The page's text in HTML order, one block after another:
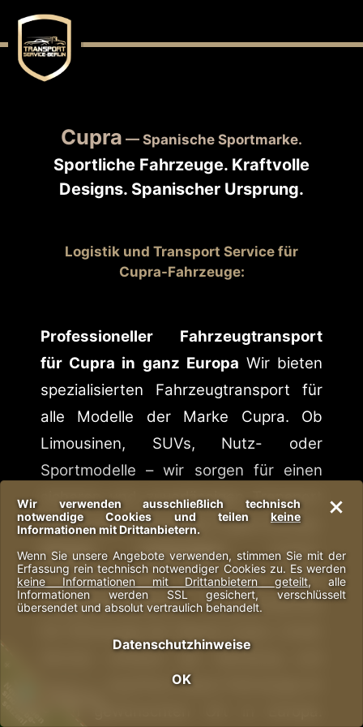
Cupra — Spanische Sportmarke.
Sportliche Fahrzeuge. Kraftvolle
Designs. Spanischer Ursprung.
Logistik und Transport Service für
Cupra-Fahrzeuge:
Professioneller Fahrzeugtransport
für Cupra in ganz Europa Wir bieten
spezialisierten Fahrzeugtransport für
alle Modelle der Marke Cupra. Ob
Limousinen, SUVs, Nutz- oder
Sportmodelle – wir sorgen für einen
sicheren und zuverlässigen Transport
Ihres Cupra-Fahrzeugs in ganz Europa.
Unsere Leistungen:Cupra-
Transportservice: Wir bieten einen
maßgeschneiderten Transportservice
Service umfasst die Abholung und
Auslieferung Ihres Cupra-Fahrzeugs an
Neue Stellen
sind zu be-
setzen!
Wir verwenden ausschließlich technisch
notwendige Cookies und teilen keine
Informationen mit Drittanbietern.
Wenn Sie unsere Angebote verwenden, stimmen Sie mit der
Erfassung rein technisch notwendiger Cookies zu. Es werden
keine Informationen mit Drittanbietern geteilt, alle
Informationen werden SSL gesichert, verschlüsselt
übersendet und absolut vertraulich behandelt.
Datenschutzhinweise
OK